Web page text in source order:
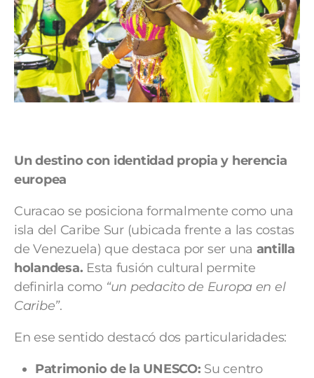
Un destino con identidad propia y herencia
europea
​Curacao se posiciona formalmente como una
isla del Caribe Sur (ubicada frente a las costas
de Venezuela) que destaca por ser una antilla
holandesa. Esta fusión cultural permite
definirla como “un pedacito de Europa en el
Caribe”.
En ese sentido destacó dos particularidades:
Patrimonio de la UNESCO: Su centro